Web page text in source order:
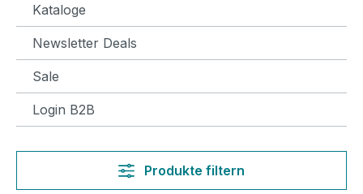
Kataloge
Newsletter Deals
Sale
Login B2B
Produkte filtern